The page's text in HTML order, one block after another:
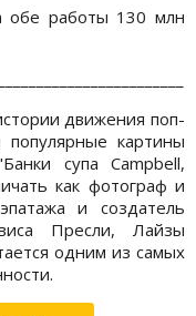
обе работы 130 млн
движения поп-
картины
супа Campbell,
как фотограф и
и создатель
Пресли, Лайзы
одним из самых